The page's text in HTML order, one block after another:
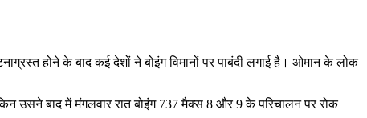
होने के बाद कई देशों ने बोइंग विमानों पर पाबंदी लगाई है। ओमान के लोक
उसने बाद में मंगलवार रात बोइंग 737 मैक्स 8 और 9 के परिचालन पर रोक